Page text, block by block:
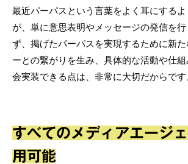
最近パーパスという言葉をよく耳にする
が、単に意思表明やメッセージの発信を
ず、掲げたパーパスを実現するために新
ーとの繋がりを生み、具体的な活動や仕
会実装できる点は、非常に大切だからです
すべてのメディアエージ
用可能